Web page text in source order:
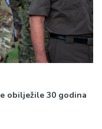
obilježile 30 godina